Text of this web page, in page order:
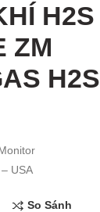
H2S
ZM
H2S
USA
So Sánh